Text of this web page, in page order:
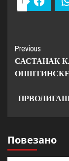
Previous
САСТАНАК
Повезано